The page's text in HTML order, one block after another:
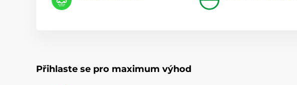
Přihlaste se pro maximum výhod